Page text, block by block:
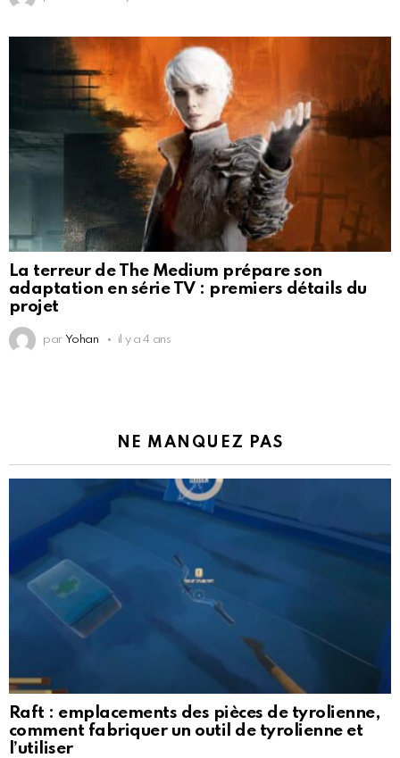
La terreur de The Medium prépare son
adaptation en série TV : premiers détails du
projet
par Yohan il y a 4 ans
NE MANQUEZ PAS
Raft : emplacements des pièces de tyrolienne,
comment fabriquer un outil de tyrolienne et
l’utiliser